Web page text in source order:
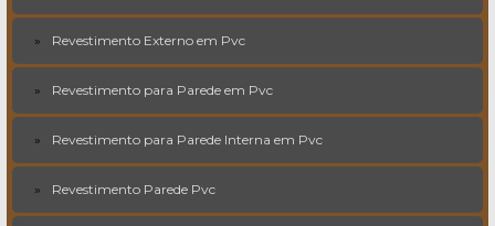
Revestimento Externo em Pvc
Revestimento para Parede em Pvc
Revestimento para Parede Interna em Pvc
Revestimento Parede Pvc